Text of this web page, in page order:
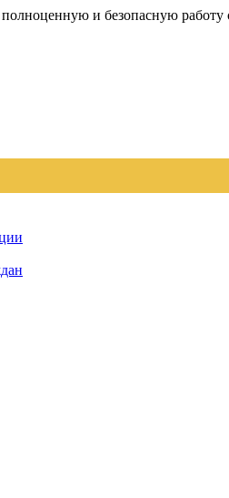
полноценную и безопасную